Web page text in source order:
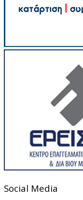
Social Media